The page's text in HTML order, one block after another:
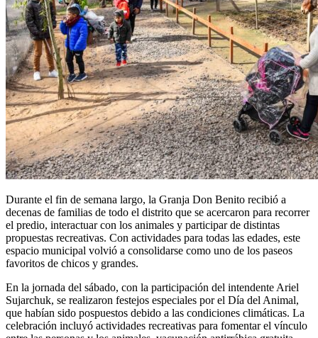
Durante el fin de semana largo, la Granja Don Benito recibió a
decenas de familias de todo el distrito que se acercaron para recorrer
el predio, interactuar con los animales y participar de distintas
propuestas recreativas. Con actividades para todas las edades, este
espacio municipal volvió a consolidarse como uno de los paseos
favoritos de chicos y grandes.
En la jornada del sábado, con la participación del intendente Ariel
Sujarchuk, se realizaron festejos especiales por el Día del Animal,
que habían sido pospuestos debido a las condiciones climáticas. La
celebración incluyó actividades recreativas para fomentar el vínculo